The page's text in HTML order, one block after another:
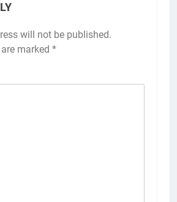
will not be published.
marked *